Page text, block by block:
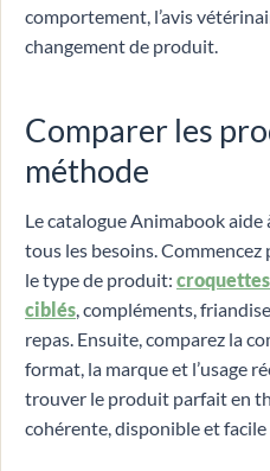
comportement, l’avis
changement de produit.
Comparer les
méthode
Le catalogue Animabook aide
tous les besoins. Commencez
le type de produit:
ciblés, compléments,
repas. Ensuite, comparez la
format, la marque et l’usage
trouver le produit parfait en
cohérente, disponible et